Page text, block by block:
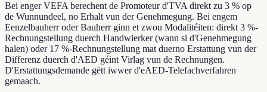
Bei enger VEFA berechent de Promoteur d'TVA direkt zu 3 % op
de Wunnundeel, no Erhalt vun der Genehmegung. Bei engem
Eenzelbauherr oder Bauherr ginn et zwou Modalitéiten: direkt 3 %-
Rechnungstellung duerch Handwierker (wann si d'Genehmegung
halen) oder 17 %-Rechnungstellung mat duerno Erstattung vun der
Differenz duerch d'AED géint Virlag vun de Rechnungen.
D'Erstattungsdemande gëtt iwwer d'eAED-Telefachverfahren
gemaach.